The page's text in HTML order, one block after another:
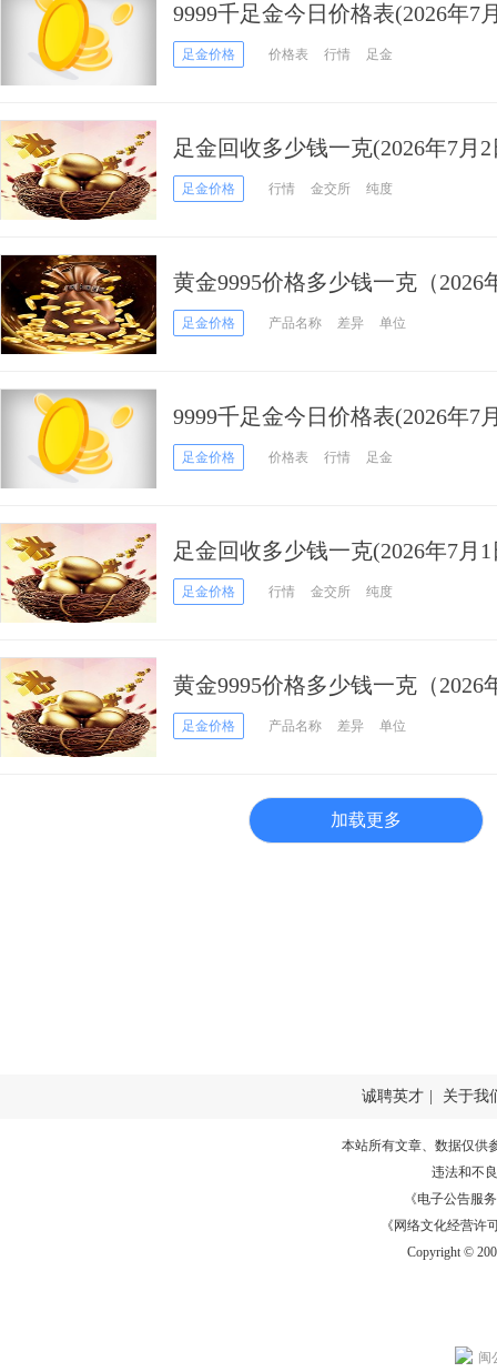
9999千足金今日价格表(2026年7
足金价格 价格表 行情 足金
足金回收多少钱一克(2026年7月
足金价格 行情 金交所 纯度
黄金9995价格多少钱一克（2026
足金价格 产品名称 差异 单位
9999千足金今日价格表(2026年7
足金价格 价格表 行情 足金
足金回收多少钱一克(2026年7月
足金价格 行情 金交所 纯度
黄金9995价格多少钱一克（2026
足金价格 产品名称 差异 单位
加载更多
诚聘英才 关于我
本站所有文章、数据仅供
违法和不
《电子公告服务
《网络文化经营许
Copyright ©
闽